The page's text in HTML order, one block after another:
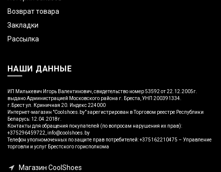
Возврат товара
Закладки
Рассылка
НАШИ ДАННЫЕ
ИП Милькевич Игорь Валентинович, свидетельство номер 53592 от 22.12.2005г.
выдано Администрацией Московского района г. Бреста, УНП 200391334.
г.Брест ул. Криничная 20. Индекс 224000
Интернет-магазин "Coolshoes.by" зарегистрирован в Торговом реестре Республики
Беларусь: 12.04.2018г.
Контакты для обращения покупателей (по вопросам нарушения их прав):
+375296459722, info@coolshoes.by
Телефон уполномоченных по защите прав потребителей: +375162210475 – Управление
торговли и услуг Брестского горисполкома
Магазин CoolShoes